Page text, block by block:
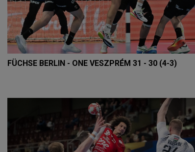
FÜCHSE BERLIN - ONE VESZPRÉM 31 - 30 (4-3)